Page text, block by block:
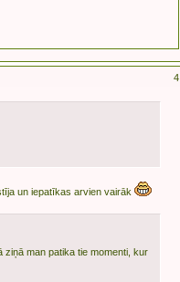
4
un iepatīkas arvien vairāk
man patika tie momenti, kur